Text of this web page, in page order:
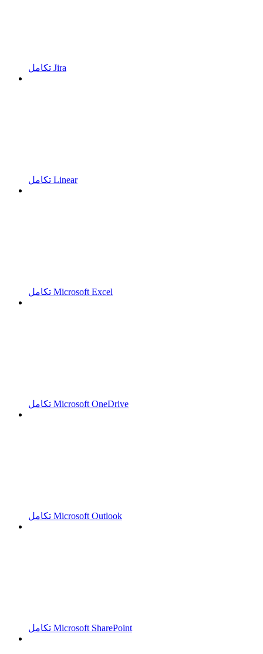
تكامل Jira
تكامل Linear
تكامل Microsoft Excel
تكامل Microsoft OneDrive
تكامل Microsoft Outlook
تكامل Microsoft SharePoint